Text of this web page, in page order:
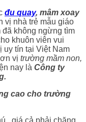
đu quay, mâm xoay
vị nhà trẻ mẫu giáo
đã không ngừng tìm
khuôn viên vui
uy tín tại Việt Nam
vị trường mầm non,
nay là Công ty
cao cho trường
, giá cả phải chăng,